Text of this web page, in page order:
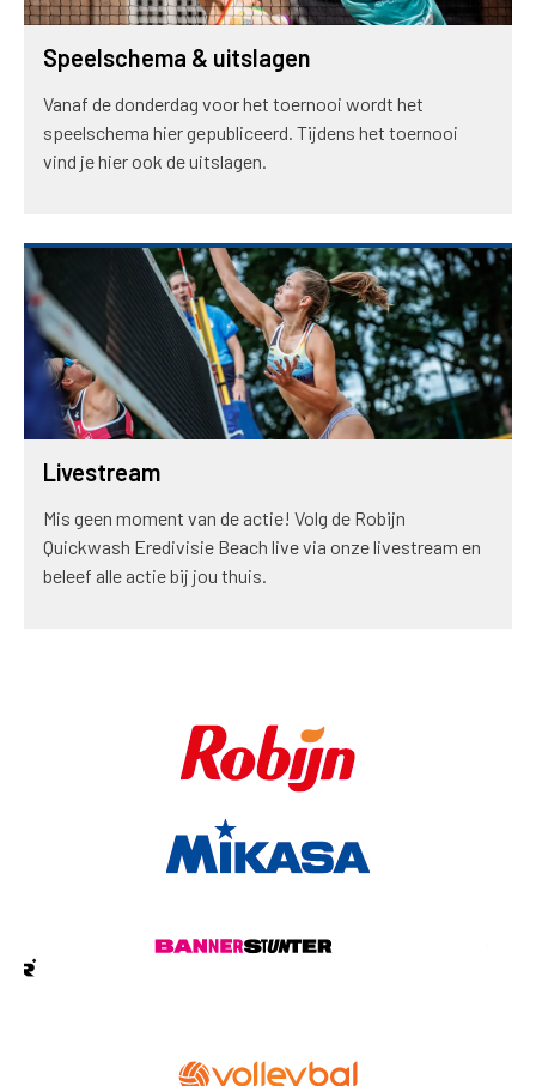
Speelschema & uitslagen
Vanaf de donderdag voor het toernooi wordt het
speelschema hier gepubliceerd. Tijdens het toernooi
vind je hier ook de uitslagen.
Livestream
Mis geen moment van de actie! Volg de Robijn
Quickwash Eredivisie Beach live via onze livestream en
beleef alle actie bij jou thuis.